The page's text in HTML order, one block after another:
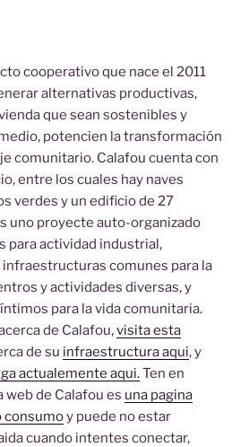
cooperativo que nace el 2011
alternativas productivas,
que sean sostenibles y
potencien la transformación
comunitario. Calafou cuenta con
entre los cuales hay naves
verdes y un edificio de 27
uno proyecte auto-organizado
para actividad industrial,
comunes para la
y actividades diversas, y
para la vida comunitaria.
de Calafou,visita esta
de su infraestructura aqui, y
actualemente aqui.Ten en
web de Calafou es una pagina
consumoy puede no estar
cuando intentes conectar,